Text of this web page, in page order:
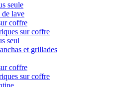
seule
lave
coffre
sur coffre
seul
et grillades
coffre
sur coffre